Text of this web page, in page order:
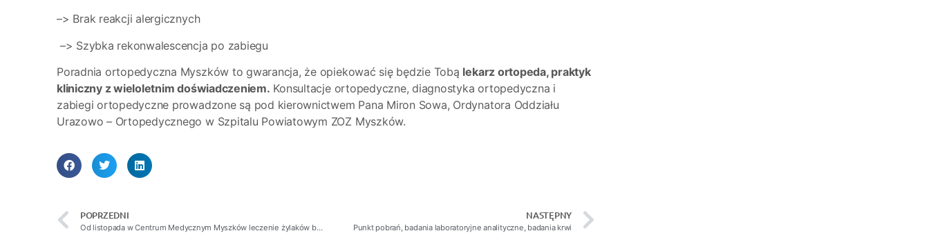
–> Brak reakcji alergicznych
–> Szybka rekonwalescencja po zabiegu
Poradnia ortopedyczna Myszków to gwarancja, że opiekować się będzie Tobą lekarz ortopeda, praktyk
kliniczny z wieloletnim doświadczeniem. Konsultacje ortopedyczne, diagnostyka ortopedyczna i
zabiegi ortopedyczne prowadzone są pod kierownictwem Pana Miron Sowa, Ordynatora Oddziału
Urazowo – Ortopedycznego w Szpitalu Powiatowym ZOZ Myszków.
POPRZEDNI
Od listopada w Centrum Medycznym Myszków leczenie żylaków bez operacji chirurgicznej
NASTĘPNY
Punkt pobrań, badania laboratoryjne analityczne, badania krwi